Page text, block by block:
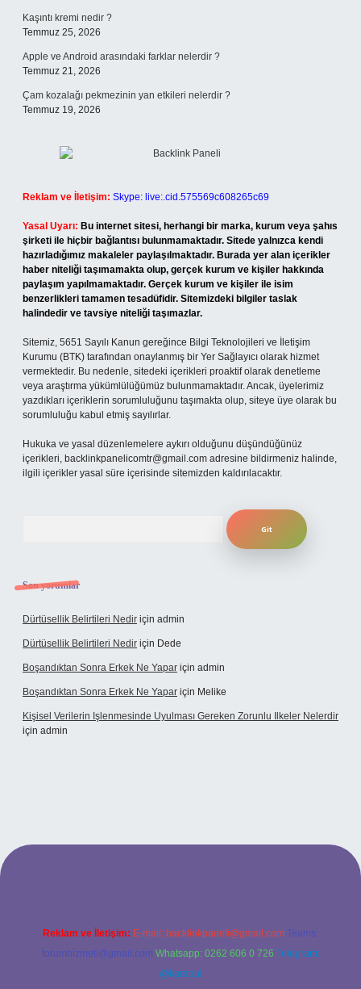
Kaşıntı kremi nedir ?
Temmuz 25, 2026
Apple ve Android arasındaki farklar nelerdir ?
Temmuz 21, 2026
Çam kozalağı pekmezinin yan etkileri nelerdir ?
Temmuz 19, 2026
Reklam ve İletişim: Skype: live:.cid.575569c608265c69
Yasal Uyarı: Bu internet sitesi, herhangi bir marka, kurum veya şahıs
şirketi ile hiçbir bağlantısı bulunmamaktadır. Sitede yalnızca kendi
hazırladığımız makaleler paylaşılmaktadır. Burada yer alan içerikler
haber niteliği taşımamakta olup, gerçek kurum ve kişiler hakkında
paylaşım yapılmamaktadır. Gerçek kurum ve kişiler ile isim
benzerlikleri tamamen tesadüfidir. Sitemizdeki bilgiler taslak
halindedir ve tavsiye niteliği taşımazlar.
Sitemiz, 5651 Sayılı Kanun gereğince Bilgi Teknolojileri ve İletişim
Kurumu (BTK) tarafından onaylanmış bir Yer Sağlayıcı olarak hizmet
vermektedir. Bu nedenle, sitedeki içerikleri proaktif olarak denetleme
veya araştırma yükümlülüğümüz bulunmamaktadır. Ancak, üyelerimiz
yazdıkları içeriklerin sorumluluğunu taşımakta olup, siteye üye olarak bu
sorumluluğu kabul etmiş sayılırlar.
Hukuka ve yasal düzenlemelere aykırı olduğunu düşündüğünüz
içerikleri, backlinkpanelicomtr@gmail.com adresine bildirmeniz halinde,
ilgili içerikler yasal süre içerisinde sitemizden kaldırılacaktır.
Son yorumlar
Dürtüsellik Belirtileri Nedir için admin
Dürtüsellik Belirtileri Nedir için Dede
Boşandıktan Sonra Erkek Ne Yapar için admin
Boşandıktan Sonra Erkek Ne Yapar için Melike
Kişisel Verilerin Işlenmesinde Uyulması Gereken Zorunlu Ilkeler Nelerdir
için admin
ilbet
Reklam ve İletişim: E-mail: backlinkpaneli@gmail.com Teams:
forumhizmeti@gmail.com Whatsapp: 0262 606 0 726 Telegram:
@karabul